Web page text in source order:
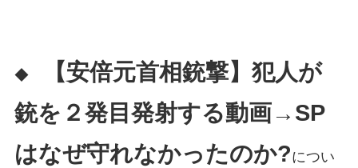
◆
【安倍元首相銃撃】犯人が
銃を２発目発射する動画→SP
はなぜ守れなかったのか?につい